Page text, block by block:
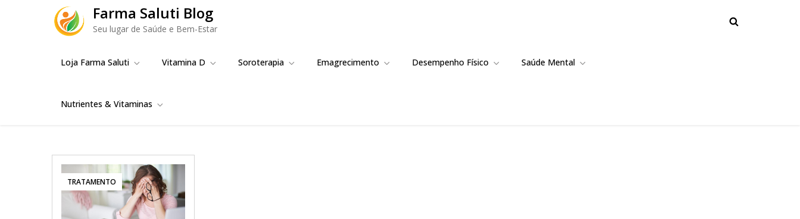
Farma Saluti Blog
Seu lugar de Saúde e Bem-Estar
Loja Farma Saluti Vitamina D Soroterapia Emagrecimento Desempenho Físico Saúde Mental
Nutrientes & Vitaminas
TRATAMENTO